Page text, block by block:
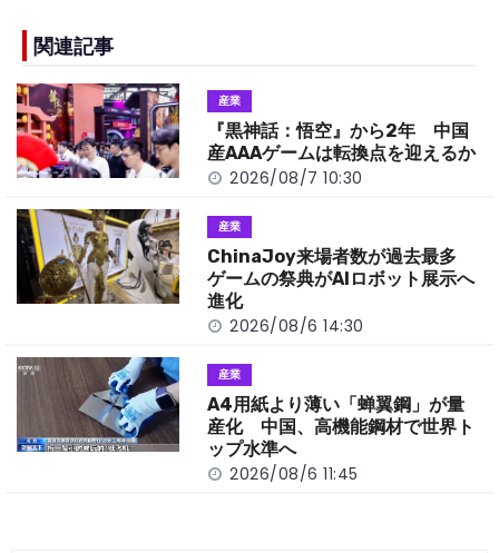
e
b
o
o
k
n
k
関連記事
産業
『黒神話：悟空』から2年 中国
産AAAゲームは転換点を迎えるか
2026/08/7 10:30
産業
ChinaJoy来場者数が過去最多
ゲームの祭典がAIロボット展示へ
進化
2026/08/6 14:30
産業
A4用紙より薄い「蝉翼鋼」が量
産化 中国、高機能鋼材で世界ト
ップ水準へ
2026/08/6 11:45